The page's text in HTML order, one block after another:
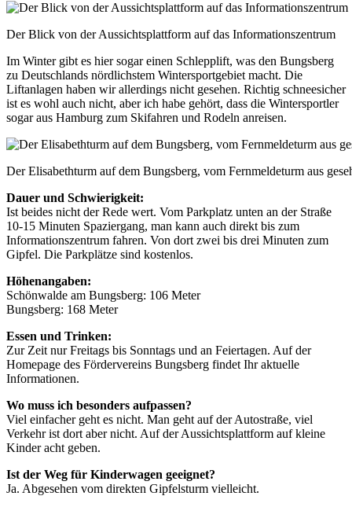
Der Blick von der Aussichtsplattform auf das Informationszentrum
Im Winter gibt es hier sogar einen Schlepplift, was den Bungsberg
zu Deutschlands nördlichstem Wintersportgebiet macht. Die
Liftanlagen haben wir allerdings nicht gesehen. Richtig schneesicher
ist es wohl auch nicht, aber ich habe gehört, dass die Wintersportler
sogar aus Hamburg zum Skifahren und Rodeln anreisen.
Der Elisabethturm auf dem Bungsberg, vom Fernmeldeturm aus
Dauer und Schwierigkeit:
Ist beides nicht der Rede wert. Vom Parkplatz unten an der Straße
10-15 Minuten Spaziergang, man kann auch direkt bis zum
Informationszentrum fahren. Von dort zwei bis drei Minuten zum
Gipfel. Die Parkplätze sind kostenlos.
Höhenangaben:
Schönwalde am Bungsberg: 106 Meter
Bungsberg: 168 Meter
Essen und Trinken:
Zur Zeit nur Freitags bis Sonntags und an Feiertagen. Auf der
Homepage des Fördervereins Bungsberg findet Ihr aktuelle
Informationen.
Wo muss ich besonders aufpassen?
Viel einfacher geht es nicht. Man geht auf der Autostraße, viel
Verkehr ist dort aber nicht. Auf der Aussichtsplattform auf kleine
Kinder acht geben.
Ist der Weg für Kinderwagen geeignet?
Ja. Abgesehen vom direkten Gipfelsturm vielleicht.